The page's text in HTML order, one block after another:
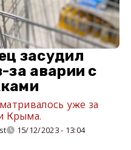
засудил
за аварии с
уже за
Крыма.
15/12/2023 - 13:04